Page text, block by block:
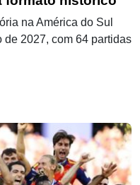
na América do Sul
2027, com 64 partidas